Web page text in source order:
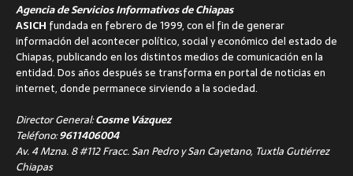
Agencia de Servicios Informativos de Chiapas
ASICH fundada en febrero de 1999, con el fin de generar
información del acontecer político, social y económico del estado de
Chiapas, publicando en los distintos medios de comunicación en la
entidad. Dos años después se transforma en portal de noticias en
internet, donde permanece sirviendo a la sociedad.
Director General:Cosme Vázquez
Teléfono:9611406004
Av. 4 Mzna. 8 #112 Fracc. San Pedro y San Cayetano, Tuxtla Gutiérrez
Chiapas